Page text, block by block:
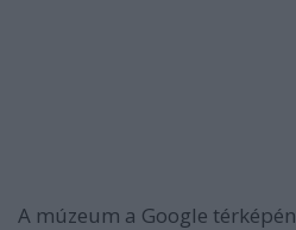
A múzeum a Google térképén